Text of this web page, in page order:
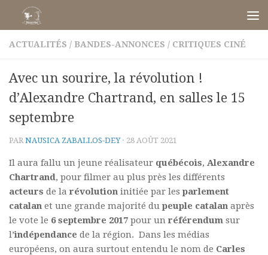
Skip to content
ACTUALITÉS / BANDES-ANNONCES / CRITIQUES CINÉ
Avec un sourire, la révolution !
d’Alexandre Chartrand, en salles le 15
septembre
PAR NAUSICA ZABALLOS-DEY · 28 AOÛT 2021
Il aura fallu un jeune réalisateur québécois, Alexandre
Chartrand, pour filmer au plus près les différents
acteurs de larévolution initiée par les parlement
catalan et une grande majorité du peuple catalan après
le vote le 6 septembre 2017 pour unréférendum sur
l’indépendance de la région. Dans les médias
européens, on aura surtout entendu le nom de Carles